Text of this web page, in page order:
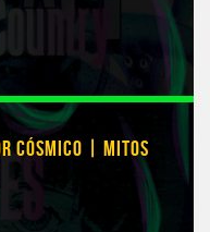
CÓSMICO | MITOS